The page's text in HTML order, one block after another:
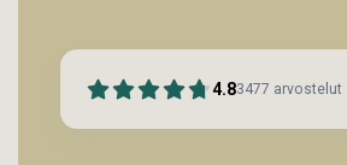
4.83477 arvostelut